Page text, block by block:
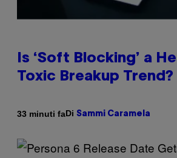
Is ‘Soft Blocking’ a
Toxic Breakup Trend?
33 minuti faDi Sammi Caramela